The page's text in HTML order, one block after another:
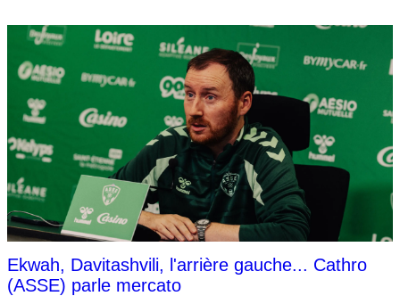
Ekwah, Davitashvili, l'arrière gauche... Cathro
(ASSE) parle mercato